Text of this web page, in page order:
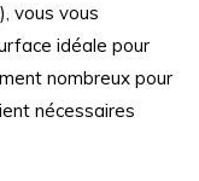
vous vous
idéale pour
nombreux pour
nécessaires